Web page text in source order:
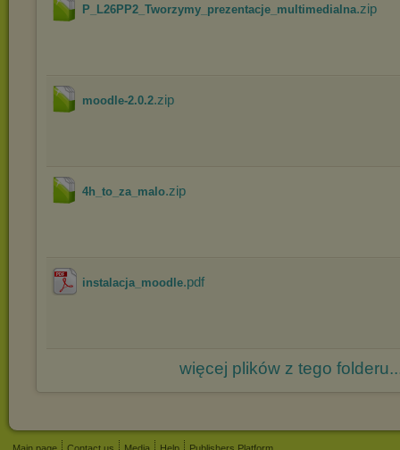
P_L26PP2_Tworzymy_prezentacje_multimedialna.zip
moodle-2.0.2.zip
4h_to_za_malo.zip
instalacja_moodle.pdf
więcej plików z tego